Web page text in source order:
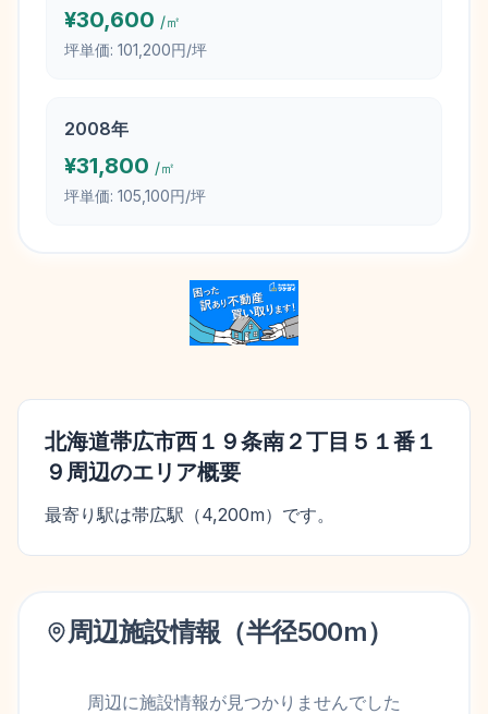
¥30,600 /㎡
坪単価: 101,200円/坪
2008年
¥31,800 /㎡
坪単価: 105,100円/坪
北海道帯広市西１９条南２丁目５１番１
９ 周辺のエリア概要
最寄り駅は帯広駅（4,200m）です。
周辺施設情報（半径500m）
周辺に施設情報が見つかりませんでした